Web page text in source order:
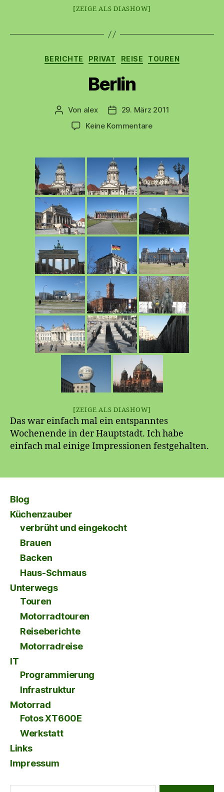
[ZEIGE ALS DIASHOW]
Kategorien
BERICHTE PRIVAT REISE TOUREN
Berlin
Beitragsautor
Von alex Beitragsdatum
29. März 2011
Keine Kommentarezu
[ZEIGE ALS DIASHOW]
Das war einfach mal ein entspanntes
Wochenende in der Hauptstadt. Ich habe
einfach mal einige Impressionen festgehalten.
Blog
Küchenzauber
verbrüht und eingekocht
Brauen
Backen
Haus-Schmaus
Unterwegs
Touren
Motorradtouren
Reiseberichte
Motorradreise
IT
Programmierung
Infrastruktur
Motorrad
Fotos XT600E
Werkstatt
Links
Impressum